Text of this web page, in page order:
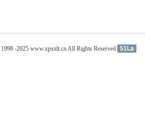
-2025 www.xpxzlt.cn All Rights Reserved 51La